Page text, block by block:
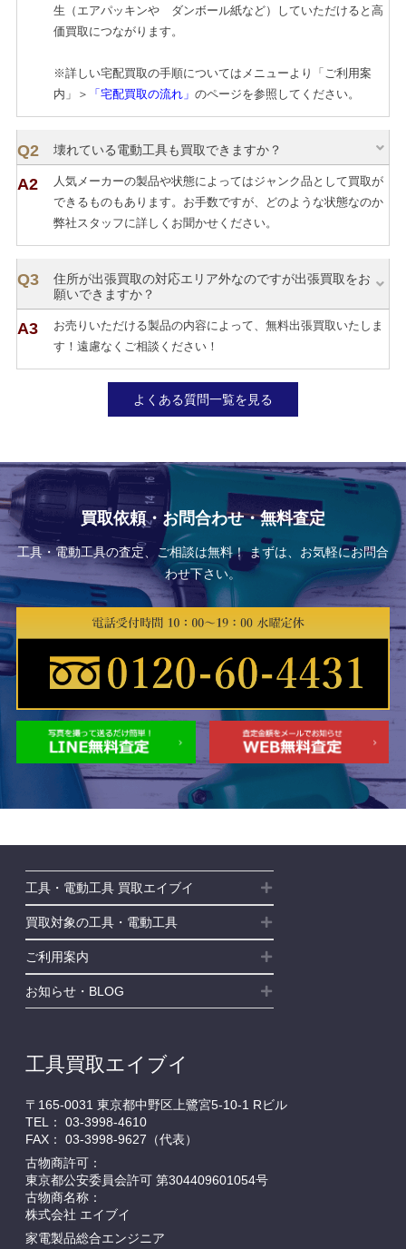
生（エアパッキンや ダンボール紙など）していただけると高
価買取につながります。
※詳しい宅配買取の手順についてはメニューより「ご利用案
内」＞
「宅配買取の流れ」 のページを参照してください。
壊れている電動工具も買取できますか？
人気メーカーの製品や状態によってはジャンク品として買取が
できるものもあります。お手数ですが、どのような状態なのか
弊社スタッフに詳しくお聞かせください。
住所が出張買取の対応エリア外なのですが出張買取をお
願いできますか？
お売りいただける製品の内容によって、無料出張買取いたしま
す！遠慮なくご相談ください！
よくある質問一覧を見る
買取依頼・お問合わせ・無料査定
工具・電動工具の査定、ご相談は無料！ まずは、お気軽にお問合
わせ下さい。
工具・電動工具 買取エイブイ
買取対象の工具・電動工具
ご利用案内
お知らせ・BLOG
工具買取エイブイ
〒165-0031 東京都中野区上鷺宮5-10-1 Rビル
TEL： 03-3998-4610
FAX： 03-3998-9627（代表）
古物商許可：
東京都公安委員会許可 第304409601054号
古物商名称：
株式会社 エイブイ
家電製品総合エンジニア